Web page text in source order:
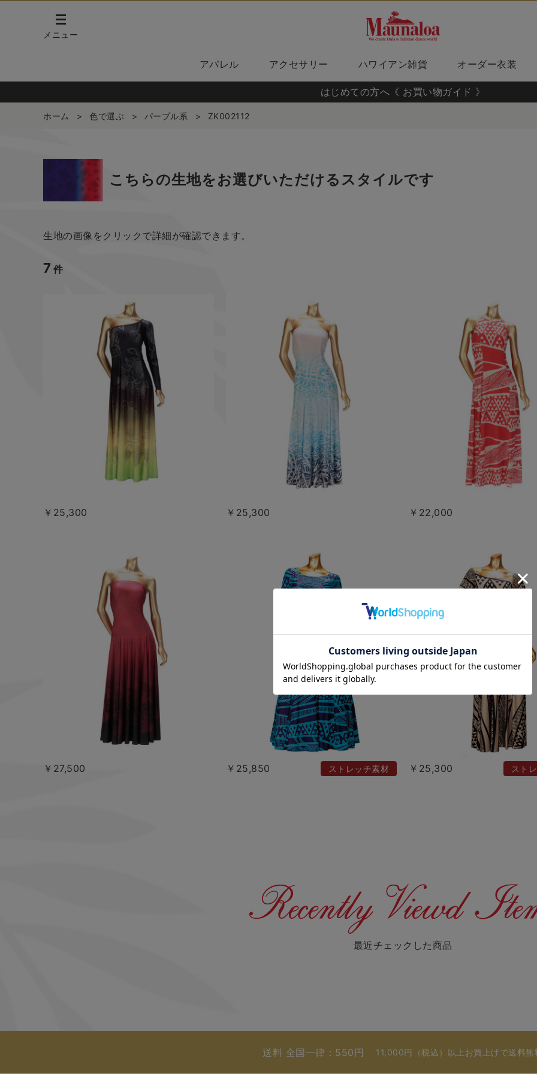
メニュー
アパレル アクセサリー ハワイアン雑貨 オーダー衣装
はじめての方へ《 お買い物ガイド 》
ホーム > 色で選ぶ > パープル系 > ZK002112
こちらの生地をお選びいただけるスタイルです
生地の画像をクリックで詳細が確認できます。
7 件
￥25,300 ￥25,300 ￥22,000
￥27,500 ￥25,850 ストレッチ素材 ￥25,300 スト
最近チェックした商品
送料 全国一律：550円 11,000円（税込）以上お買上げで送料無